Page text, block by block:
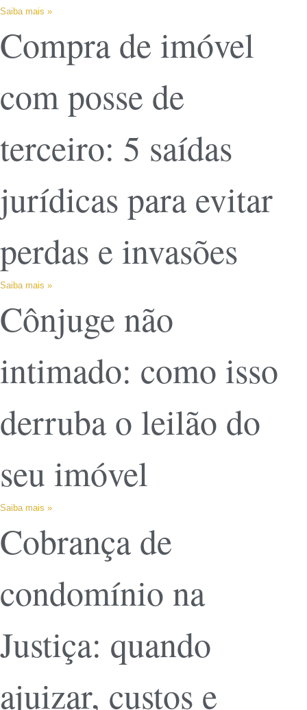
Saiba mais »
Compra de imóvel
com posse de
terceiro: 5 saídas
jurídicas para evitar
perdas e invasões
Saiba mais »
Cônjuge não
intimado: como isso
derruba o leilão do
seu imóvel
Saiba mais »
Cobrança de
condomínio na
Justiça: quando
ajuizar, custos e